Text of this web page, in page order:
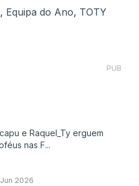
, Equipa do Ano, TOTY
PUB
e Raquel_Ty erguem
nas F...
2026